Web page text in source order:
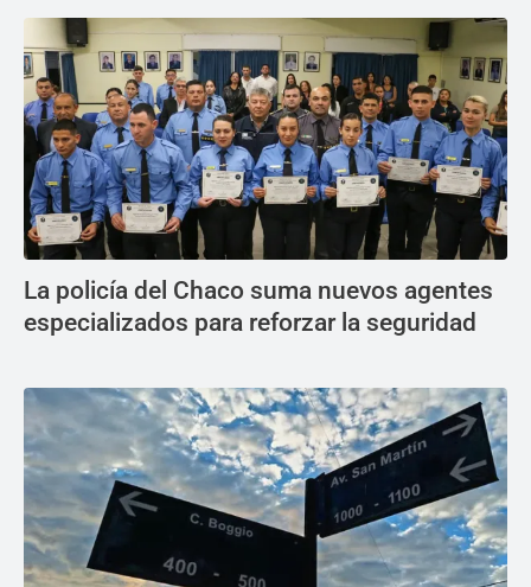
La policía del Chaco suma nuevos agentes
especializados para reforzar la seguridad